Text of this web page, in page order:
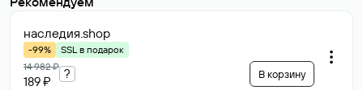
наследия.shop
-99%
SSL в подарок
14 982 ₽
189 ₽
? В корзину